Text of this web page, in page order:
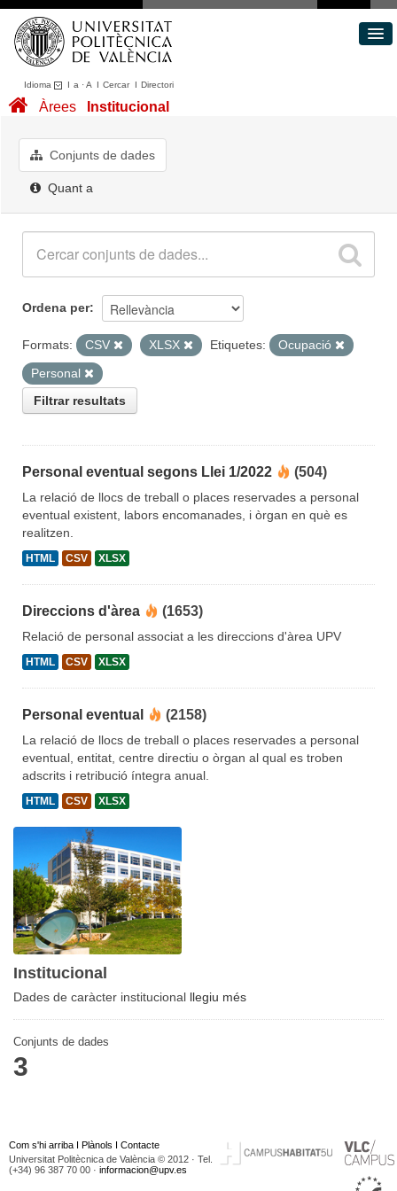
Idioma I a ·A I CercarI Directori
Conjunts de dades
Quant a
Àrees Institucional
Conjunts de dades
Quant a
Ordena per
Formats: CSV XLSX Etiquetes:
Ocupació
Personal
Filtrar resultats
Personal eventual segons Llei 1/2022 (504)
La relació de llocs de treball o places reservades a personal
eventual existent, labors encomanades, i òrgan en què es
realitzen.
HTML CSV XLSX
Direccions d'àrea (1653)
Relació de personal associat a les direccions d'àrea UPV
HTML CSV XLSX
Personal eventual (2158)
La relació de llocs de treball o places reservades a personal
eventual, entitat, centre directiu o òrgan al qual es troben
adscrits i retribució íntegra anual.
HTML CSV XLSX
Institucional
Dades de caràcter institucional llegiu més
Conjunts de dades
3
Com s'hi arriba I Plànols I Contacte
Universitat Politècnica de València © 2012 · Tel.
(+34) 96 387 70 00 · informacion@upv.es